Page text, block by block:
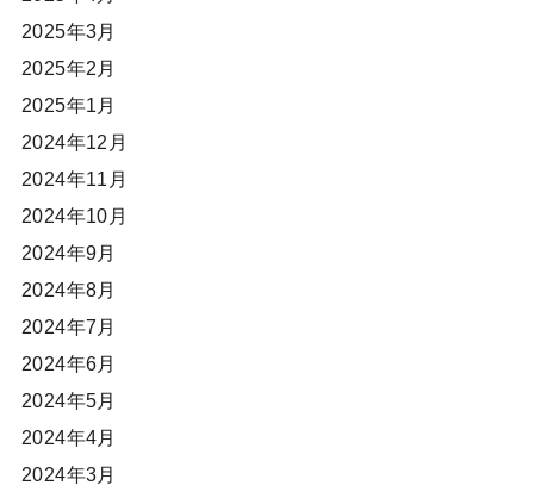
2025年3月
2025年2月
2025年1月
2024年12月
2024年11月
2024年10月
2024年9月
2024年8月
2024年7月
2024年6月
2024年5月
2024年4月
2024年3月